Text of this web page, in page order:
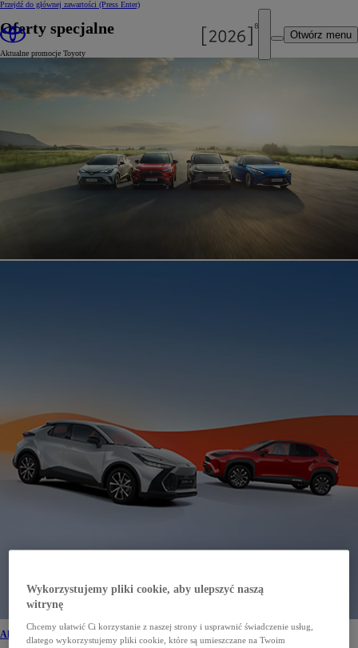
Przejdź do głównej zawartości (Press Enter)
Otwórz menu
Oferty specjalne
Aktualne promocje Toyoty
Aktualne promocje i korzyści na samochody Toyota
Wykorzystujemy pliki cookie, aby ulepszyć naszą
witrynę
Chcemy ułatwić Ci korzystanie z naszej strony i usprawnić świadczenie usług,
dlatego wykorzystujemy pliki cookie, które są umieszczane na Twoim